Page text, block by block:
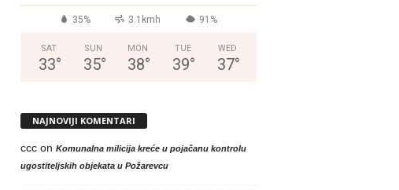
35% 3.1kmh 91%
SAT
33°
SUN
35°
MON
38°
TUE
39°
WED
37°
NAJNOVIJI KOMENTARI
cccon Komunalna milicija kreće u pojačanu kontrolu
ugostiteljskih objekata u Požarevcu